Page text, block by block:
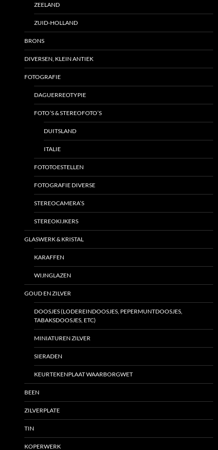
ZEELAND
ZUID-HOLLAND
BRONS
DIVERSEN, KLEIN ANTIEK
FOTOGRAFIE
DAGUERREOTYPIE
FOTO’S & STEREOFOTO’S
DUITSLAND
ITALIE
FOTOTOESTELLEN
FOTOGRAFIE DIVERSE
STEREOCAMERA’S
STEREOKIJKERS
GLASWERK & KRISTAL
KARAFFEN
WIJNGLAZEN
GOUD EN ZILVER
DOOSJES (LODEREINDOOSJES, PEPERMUNTDOOSJES,
TABAKSDOOSJES, ETC)
MINIATUREN ZILVER
SIERADEN
KEURTEKENPLAAT WAARBORGWET
BEEN
ZILVERPLATE
TIN
KOPERWERK